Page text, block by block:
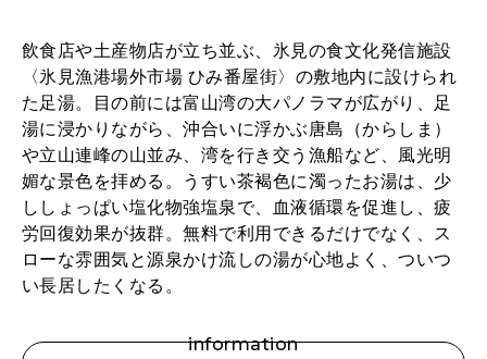
飲食店や土産物店が立ち並ぶ、氷見の食文化発信施設
〈氷見漁港場外市場 ひみ番屋街〉の敷地内に設けられ
た足湯。目の前には富山湾の大パノラマが広がり、足
湯に浸かりながら、沖合いに浮かぶ唐島（からしま）
や立山連峰の山並み、湾を行き交う漁船など、風光明
媚な景色を拝める。うすい茶褐色に濁ったお湯は、少
ししょっぱい塩化物強塩泉で、血液循環を促進し、疲
労回復効果が抜群。無料で利用できるだけでなく、ス
ローな雰囲気と源泉かけ流しの湯が心地よく、ついつ
い長居したくなる。
information